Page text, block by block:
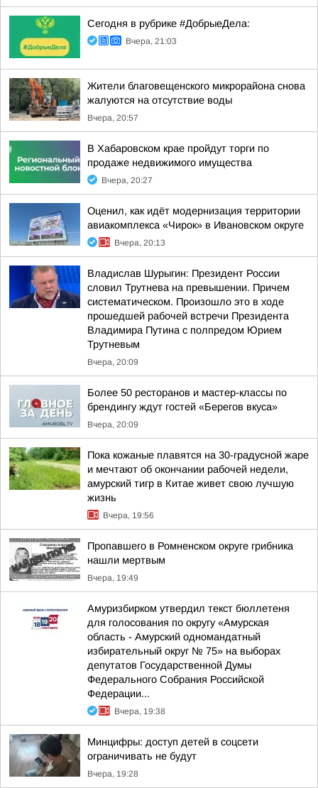
Сегодня в рубрике #ДобрыеДела:
Вчера, 21:03
Жители благовещенского микрорайона снова
жалуются на отсутствие воды
Вчера, 20:57
В Хабаровском крае пройдут торги по
продаже недвижимого имущества
Вчера, 20:27
Оценил, как идёт модернизация территории
авиакомплекса «Чирок» в Ивановском округе
Вчера, 20:13
Владислав Шурыгин: Президент России
словил Трутнева на превышении. Причем
систематическом. Произошло это в ходе
прошедшей рабочей встречи Президента
Владимира Путина с полпредом Юрием
Трутневым
Вчера, 20:09
Более 50 ресторанов и мастер-классы по
брендингу ждут гостей «Берегов вкуса»
Вчера, 20:09
Пока кожаные плавятся на 30-градусной жаре
и мечтают об окончании рабочей недели,
амурский тигр в Китае живет свою лучшую
жизнь
Вчера, 19:56
Пропавшего в Ромненском округе грибника
нашли мертвым
Вчера, 19:49
Амуризбирком утвердил текст бюллетеня
для голосования по округу «Амурская
область - Амурский одномандатный
избирательный округ № 75» на выборах
депутатов Государственной Думы
Федерального Собрания Российской
Федерации...
Вчера, 19:38
Минцифры: доступ детей в соцсети
ограничивать не будут
Вчера, 19:28